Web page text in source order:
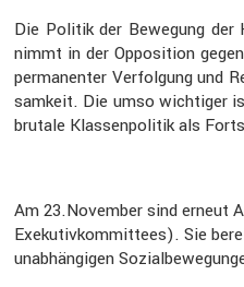
Die Politik der Bewegung der
nimmt in der Opposi­tion
perma­nenter Verfol­gung und
sam­keit. Die umso wichtiger
brutale Klassen­po­litik als
Am 23.November sind erneut
Exeku­tiv­kom­mit­tees). Sie
unabhän­gigen